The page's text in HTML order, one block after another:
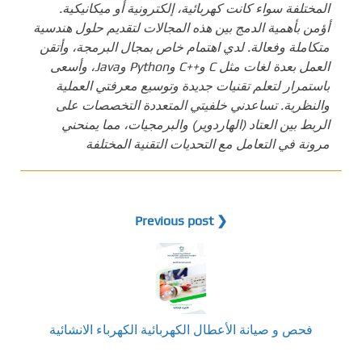
المختلفة سواء كانت كهربائية، إلكترونية أو ميكانيكية.
أؤمن بأهمية الدمج بين هذه المجالات لتقديم حلول هندسية
متكاملة وفعالة. لدي اهتمام خاص بمجال البرمجة، وأتقن
العمل بعدة لغات مثل C و++C وPython وJava، وأسعى
باستمرار لتعلم تقنيات جديدة وتوسيع معرفتي العملية
والنظرية. تساعدني خلفيتي المتعددة التخصصات على
الربط بين العتاد (الهاردوير) والبرمجيات، مما يمنحني
مرونة في التعامل مع التحديات التقنية المختلفة
❮ Previous post
فحص و صيانة الأعطال الكهربائية الكهرباء الانشائية